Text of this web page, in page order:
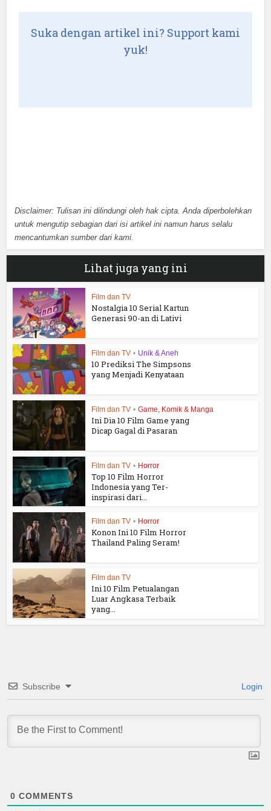
Suka dengan artikel ini? Support kami
yuk!
Disclaimer: Tulisan ini dilindungi oleh hak cipta. Anda diperbolehkan
untuk mengutip sebagian dari isi artikel ini namun harus selalu
mencantumkan sumber dari kami.
Lihat juga yang ini
Film dan TV
Nostalgia 10 Serial Kartun
Generasi 90-an di Lativi
Film dan TV • Unik & Aneh
10 Prediksi The Simpsons
yang Menjadi Kenyataan
Film dan TV • Game, Komik & Manga
Ini Dia 10 Film Game yang
Dicap Gagal di Pasaran
Film dan TV • Horror
Top 10 Film Horror
Indonesia yang Ter-
inspirasi dari...
Film dan TV • Horror
Konon Ini 10 Film Horror
Thailand Paling Seram!
Film dan TV
Ini 10 Film Petualangan
Luar Angkasa Terbaik
yang...
Subscribe Login
0 COMMENTS